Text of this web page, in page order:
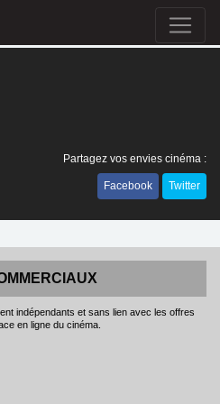
Partagez vos envies cinéma :
Facebook Twitter
indépendants et sans lien avec les offres
en ligne du cinéma.